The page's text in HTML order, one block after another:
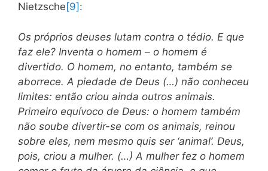
Nietzsche [9] :
Os próprios deuses lutam contra o tédio. E que
faz ele? Inventa o homem – o homem é
divertido. O homem, no entanto, também se
aborrece. A piedade de Deus (…) não conheceu
limites: então criou ainda outros animais.
Primeiro equívoco de Deus: o homem também
não soube divertir-se com os animais, reinou
sobre eles, nem mesmo quis ser ‘animal’. Deus,
pois, criou a mulher. (…) A mulher fez o homem